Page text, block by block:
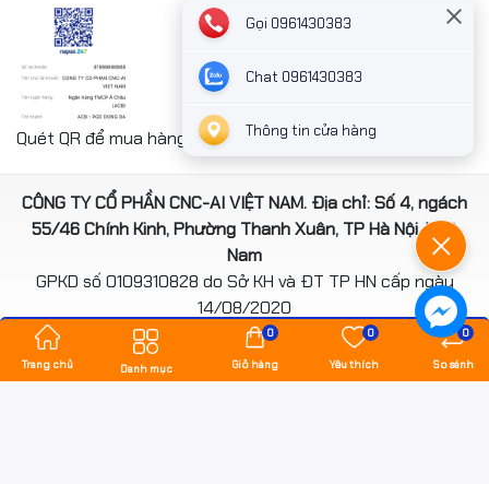
Quét QR để mua hàng nhanh chóng thanh toán công ty
CÔNG TY CỔ PHẦN CNC-AI VIỆT NAM. Địa chỉ: Số 4, ngách
55/46 Chính Kinh, Phường Thanh Xuân, TP Hà Nội, Việt
Nam
GPKD số 0109310828 do Sở KH và ĐT TP HN cấp ngày
14/08/2020
*** Website đã đươc cấp phép của Bộ Công Thương
Bản quyền thuộc vềhancomputer.vn.
Trang chủ Danh mục Giỏ hàng
0
Yêu thích
0
So sánh
0
Gọi 0961430383
Chat 0961430383
Thông tin cửa hàng